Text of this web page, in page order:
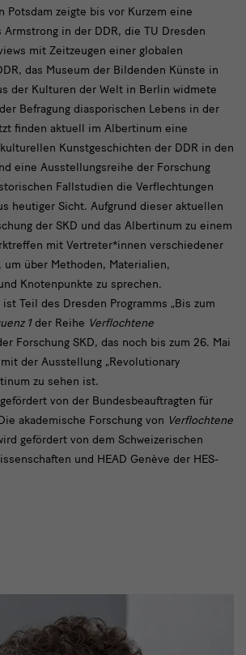
Potsdam zeigte bis vor Kurzem eine
in der DDR, die TU Dresden
mit Zeitzeugen einer globalen
das Museum der Bildenden Künste in
der Kulturen der Welt in Berlin widmete
Befragung diasporischen Lebens in der
finden aktuell im Albertinum eine
Kunstgeschichten der DDR in den
eine Ausstellungsreihe der Forschung
Fallstudien die Verflechtungen
heutiger Sicht. Aufgrund dieser aktuellen
der SKD und das Albertinum zu einem
mit Vertreter*innen verschiedener
um über Methoden, Materialien,
Knotenpunkte zu sprechen.
Teil des Dresden Programms „Bis zum
1der Reihe Verflochtene
Forschung SKD, das noch bis zum 26. Mai
der Ausstellung „Revolutionary
zu sehen ist.
von der Bundesbeauftragten für
akademische Forschung von Verflochtene
gefördert von dem Schweizerischen
und HEAD Genève der HES-